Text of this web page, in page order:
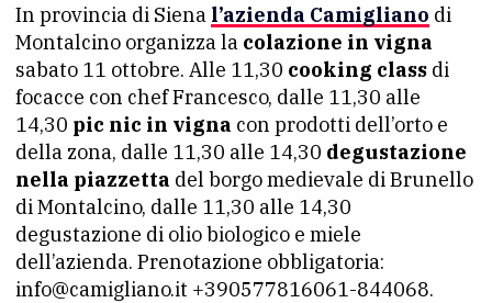
In provincia di Siena l’azienda Camigliano di
Montalcino organizza la colazione in vigna
sabato 11 ottobre. Alle 11,30 cooking class di
focacce con chef Francesco, dalle 11,30 alle
14,30 pic nic in vigna con prodotti dell’orto e
della zona, dalle 11,30 alle 14,30 degustazione
nella piazzetta del borgo medievale di Brunello
di Montalcino, dalle 11,30 alle 14,30
degustazione di olio biologico e miele
dell’azienda. Prenotazione obbligatoria:
info@camigliano.it +390577816061-844068.